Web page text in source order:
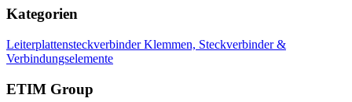
Kategorien
LeiterplattensteckverbinderKlemmen, Steckverbinder &
Verbindungselemente
ETIM Group